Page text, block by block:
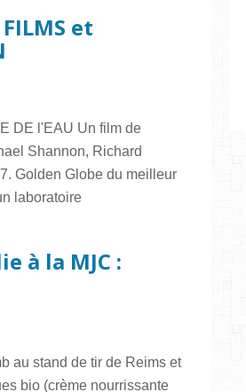
et
DE l'EAU Un film de
Shannon, Richard
Golden Globe du meilleur
laboratoire
à la MJC :
au stand de tir de Reims et
bio (crème nourrissante